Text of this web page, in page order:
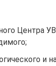
Центра
и